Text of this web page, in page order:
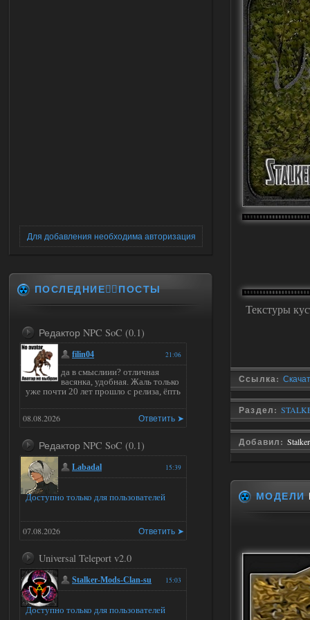
Текстуры
Ссылка:
Раздел:
Добавил:
МОДЕЛИ
Для добавления необходима авторизация
ПОСЛЕДНИЕ✍🏻ПОСТЫ
Редактор NPC SoC (0.1)
21:06
filin04
да в смыслиии? отличная
васянка, удобная. Жаль только
уже почти 20 лет прошло с релиза, ёпть
Ответить ➤
08.08.2026
Редактор NPC SoC (0.1)
15:39
Labadal
Доступно только для пользователей
Ответить ➤
07.08.2026
Universal Teleport v2.0
15:03
Stalker-Mods-Clan-su
Доступно только для пользователей